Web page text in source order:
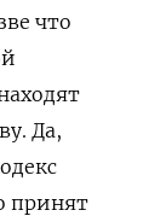
что
Да,
принят